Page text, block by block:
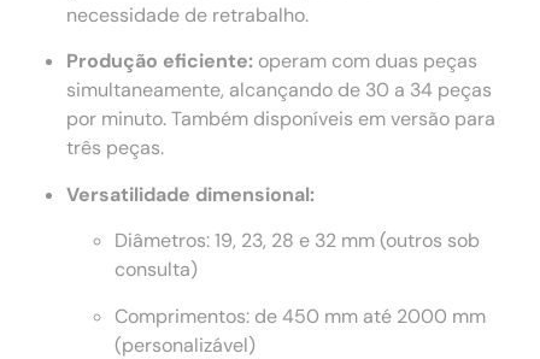
necessidade de retrabalho.
Produção eficiente: operam com duas peças
simultaneamente, alcançando de 30 a 34 peças
por minuto. Também disponíveis em versão para
três peças.
Versatilidade dimensional:
Diâmetros: 19, 23, 28 e 32 mm (outros sob
consulta)
Comprimentos: de 450 mm até 2000 mm
(personalizável)